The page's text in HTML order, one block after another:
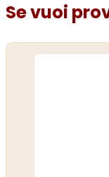
Se vuoi